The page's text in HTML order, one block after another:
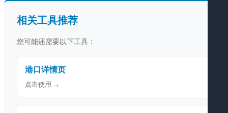
相关工具推荐
您可能还需要以下工具：
港口详情页
点击使用 →